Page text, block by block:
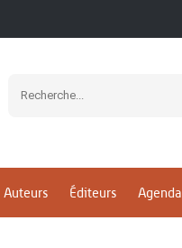
Auteurs Éditeurs Agenda